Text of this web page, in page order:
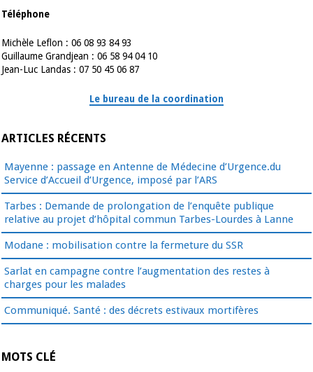
Téléphone
Michèle Leflon : 06 08 93 84 93
Guillaume Grandjean : 06 58 94 04 10
Jean-Luc Landas : 07 50 45 06 87
Le bureau de la coordination
ARTICLES RÉCENTS
Mayenne : passage en Antenne de Médecine d’Urgence.du
Service d’Accueil d’Urgence, imposé par l’ARS
Tarbes : Demande de prolongation de l’enquête publique
relative au projet d’hôpital commun Tarbes-Lourdes à Lanne
Modane : mobilisation contre la fermeture du SSR
Sarlat en campagne contre l’augmentation des restes à
charges pour les malades
Communiqué. Santé : des décrets estivaux mortifères
MOTS CLÉ